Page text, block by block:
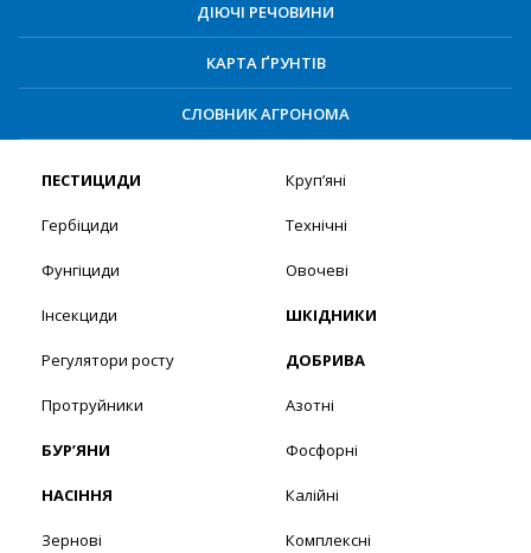
ДІЮЧІ РЕЧОВИНИ
КАРТА ҐРУНТІВ
СЛОВНИК АГРОНОМА
ПЕСТИЦИДИ
Гербіциди
Фунгіциди
Інсекциди
Регулятори росту
Протруйники
БУР’ЯНИ
НАСІННЯ
Зернові
Круп’яні
Технічні
Овочеві
ШКІДНИКИ
ДОБРИВА
Азотні
Фосфорні
Калійні
Комплексні